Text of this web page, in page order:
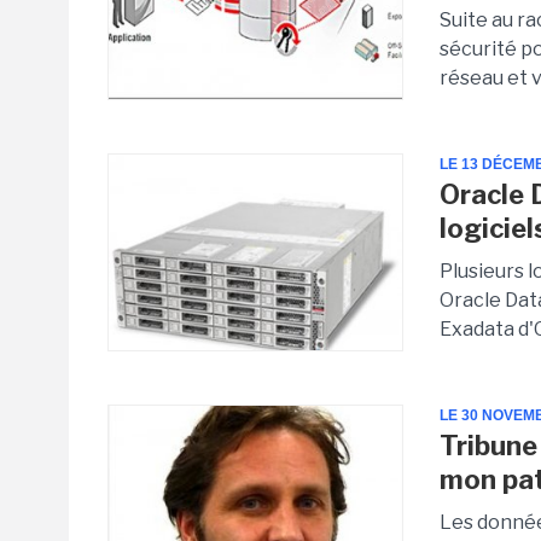
Suite au
sécurité
réseau et
LE 13
Oracle
Plusieurs
Oracle
Exadata
LE 30
mon
Les